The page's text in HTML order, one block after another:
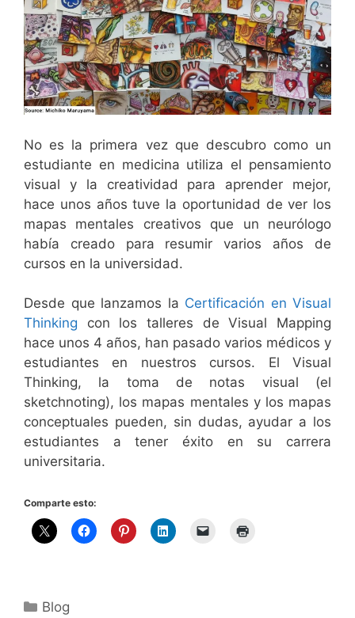
No es la primera vez que descubro como un
estudiante en medicina utiliza el pensamiento
visual y la creatividad para aprender mejor,
hace unos años tuve la oportunidad de ver los
mapas mentales creativos que un neurólogo
había creado para resumir varios años de
cursos en la universidad.
Desde que lanzamos la Certificación en Visual
Thinking con los talleres de Visual Mapping
hace unos 4 años, han pasado varios médicos y
estudiantes en nuestros cursos. El Visual
Thinking, la toma de notas visual (el
sketchnoting), los mapas mentales y los mapas
conceptuales pueden, sin dudas, ayudar a los
estudiantes a tener éxito en su carrera
universitaria.
Comparte esto:
Categorías
Blog